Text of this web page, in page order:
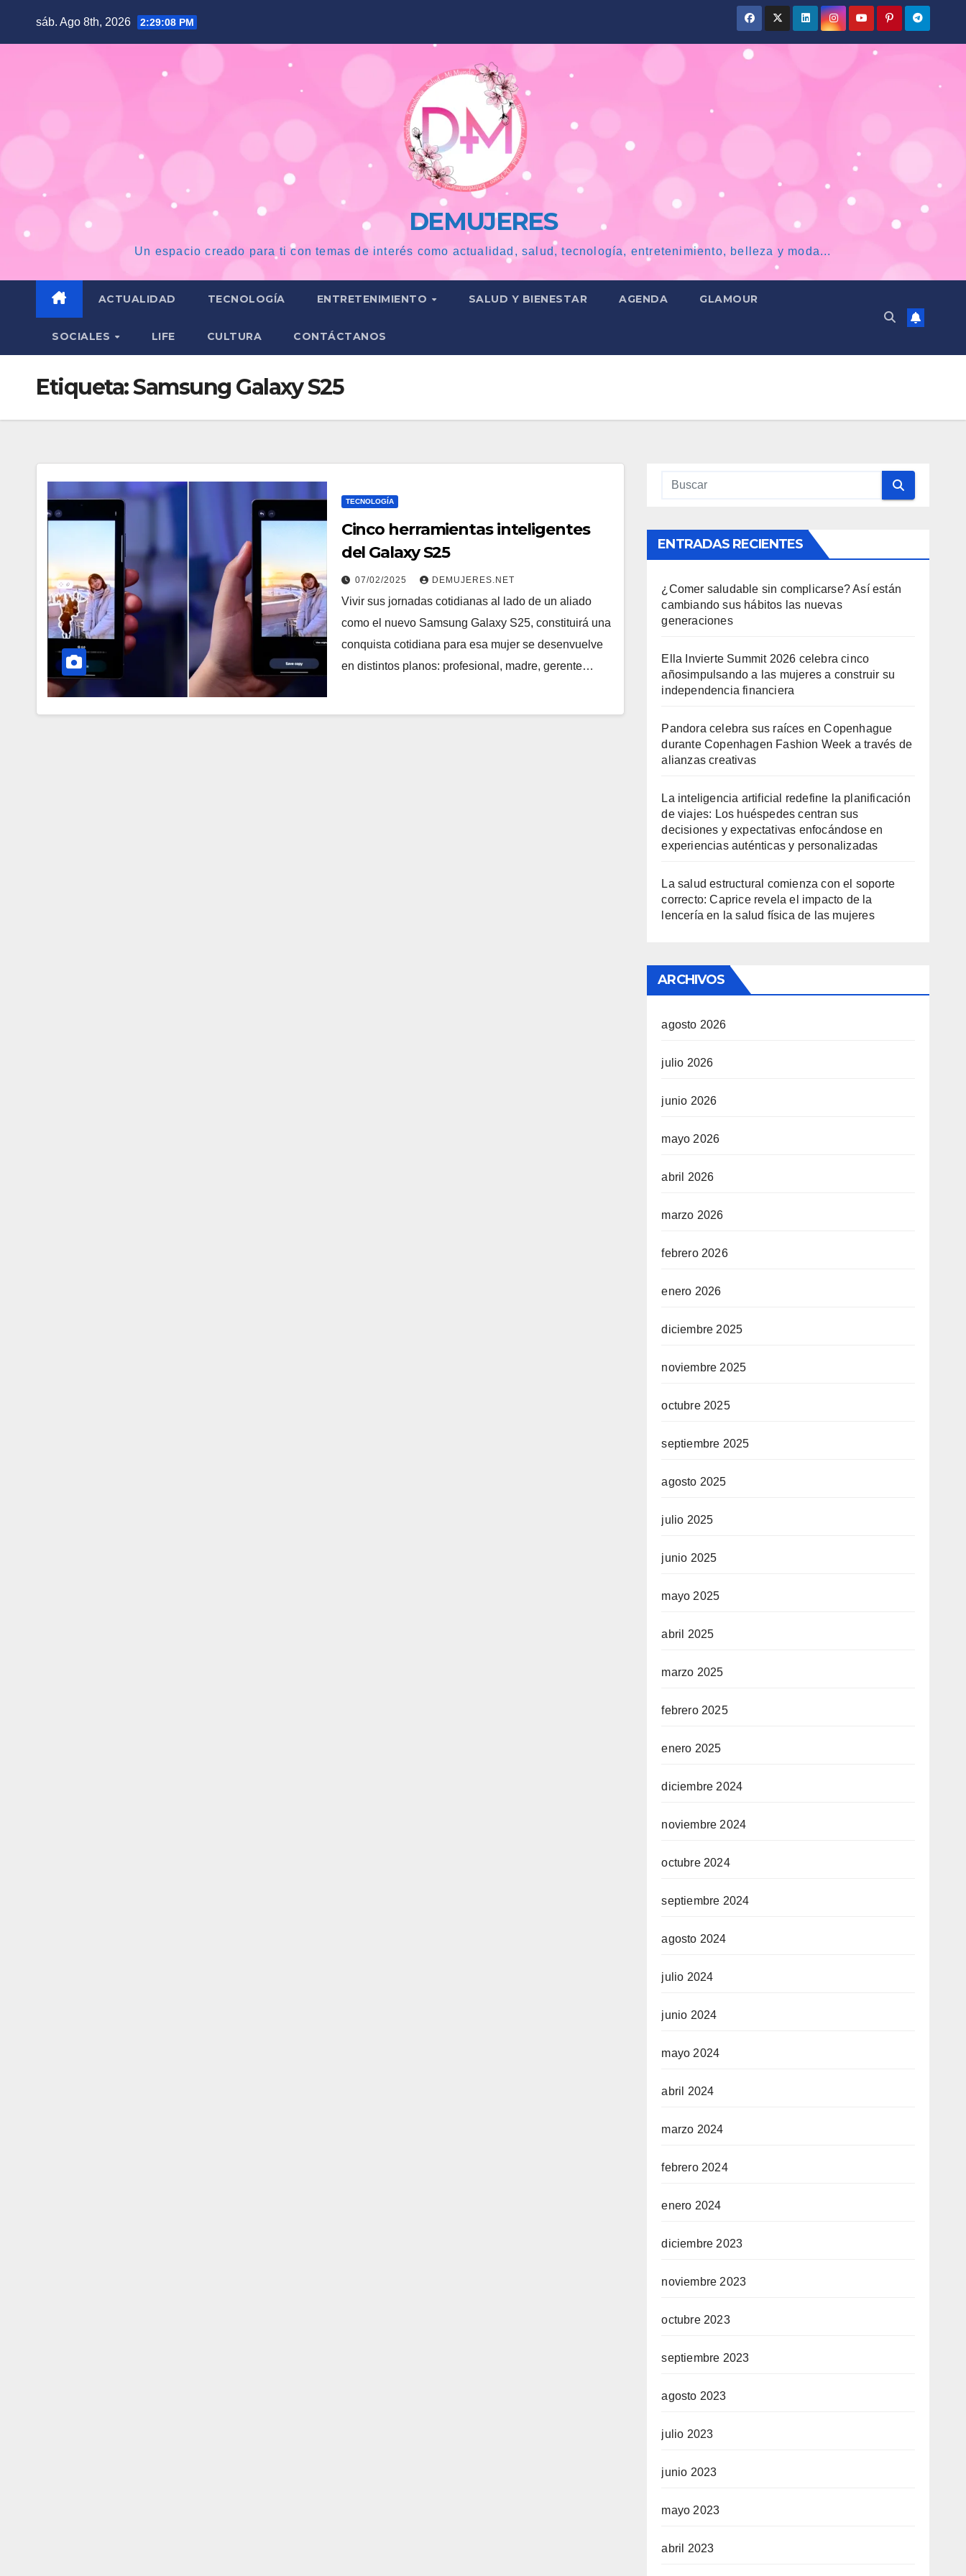
sáb. Ago 8th, 2026 2:29:09 PM
DEMUJERES
Un espacio creado para ti con temas de interés como actualidad, salud, tecnología, entretenimiento, belleza y moda...
ACTUALIDAD TECNOLOGÍA ENTRETENIMIENTO SALUD Y BIENESTAR AGENDA GLAMOUR
SOCIALES LIFE CULTURA CONTÁCTANOS
Etiqueta:Samsung Galaxy S25
TECNOLOGÍA
Cinco herramientas inteligentes
del Galaxy S25
07/02/2025 DEMUJERES.NET
Vivir sus jornadas cotidianas al lado de un aliado
como el nuevo Samsung Galaxy S25, constituirá una
conquista cotidiana para esa mujer se desenvuelve
en distintos planos: profesional, madre, gerente…
ENTRADAS RECIENTES
¿Comer saludable sin complicarse? Así están
cambiando sus hábitos las nuevas
generaciones
Ella Invierte Summit 2026 celebra cinco
añosimpulsando a las mujeres a construir su
independencia financiera
Pandora celebra sus raíces en Copenhague
durante Copenhagen Fashion Week a través de
alianzas creativas
La inteligencia artificial redefine la planificación
de viajes: Los huéspedes centran sus
decisiones y expectativas enfocándose en
experiencias auténticas y personalizadas
La salud estructural comienza con el soporte
correcto: Caprice revela el impacto de la
lencería en la salud física de las mujeres
ARCHIVOS
agosto 2026
julio 2026
junio 2026
mayo 2026
abril 2026
marzo 2026
febrero 2026
enero 2026
diciembre 2025
noviembre 2025
octubre 2025
septiembre 2025
agosto 2025
julio 2025
junio 2025
mayo 2025
abril 2025
marzo 2025
febrero 2025
enero 2025
diciembre 2024
noviembre 2024
octubre 2024
septiembre 2024
agosto 2024
julio 2024
junio 2024
mayo 2024
abril 2024
marzo 2024
febrero 2024
enero 2024
diciembre 2023
noviembre 2023
octubre 2023
septiembre 2023
agosto 2023
julio 2023
junio 2023
mayo 2023
abril 2023